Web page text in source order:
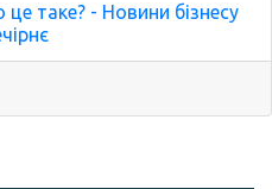
таке? - Новини бізнесу